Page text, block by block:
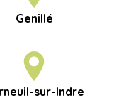
Genillé
sur-Indre